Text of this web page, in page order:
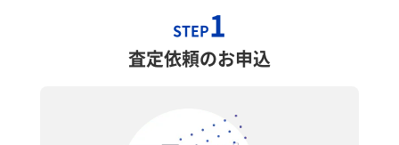
STEP1
査定依頼のお申込